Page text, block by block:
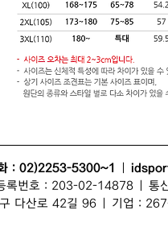
: 02)2253-5300~1
록번호 : 203-02-14878 | 통
다산로 42길 96| 기업 :